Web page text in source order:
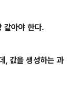
아야 한다.
, 값을 생성하는 과